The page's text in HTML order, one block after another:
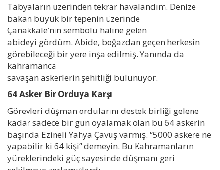
Tabyaların üzerinden tekrar havalandım. Denize
bakan büyük bir tepenin üzerinde
Çanakkale’nin sembolü haline gelen
abideyi gördüm. Abide, boğazdan geçen herkesin
görebileceği bir yere inşa edilmiş. Yanında da
kahramanca
savaşan askerlerin şehitliği bulunuyor.
64 Asker Bir Orduya Karşı
Görevleri düşman ordularını destek birliği gelene
kadar sadece bir gün oyalamak olan bu 64 askerin
başında Ezineli Yahya Çavuş varmış. “5000 askere ne
yapabilir ki 64 kişi” demeyin. Bu Kahramanların
yüreklerindeki güç sayesinde düşmanı geri